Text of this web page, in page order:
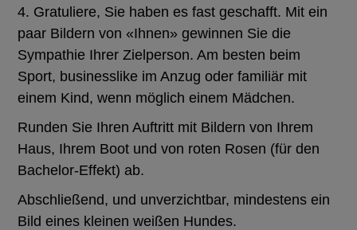
4. Gratuliere, Sie haben es fast geschafft. Mit ein
paar Bildern von «Ihnen» gewinnen Sie die
Sympathie Ihrer Zielperson. Am besten beim
Sport, businesslike im Anzug oder familiär mit
einem Kind, wenn möglich einem Mädchen.
Runden Sie Ihren Auftritt mit Bildern von Ihrem
Haus, Ihrem Boot und von roten Rosen (für den
Bachelor-Effekt) ab.
Abschließend, und unverzichtbar, mindestens ein
Bild eines kleinen weißen Hundes.